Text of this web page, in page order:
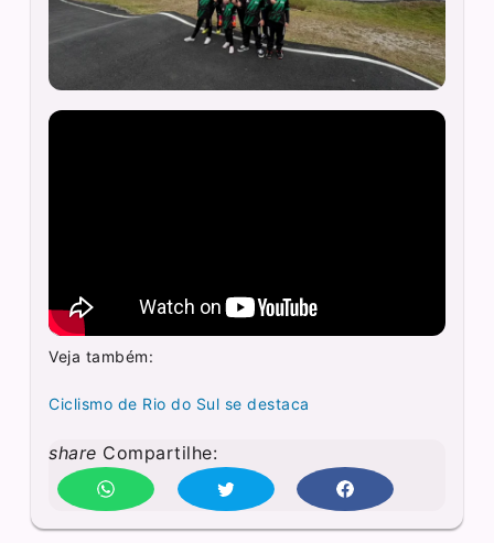
Veja também:
Ciclismo de Rio do Sul se destaca
share Compartilhe: